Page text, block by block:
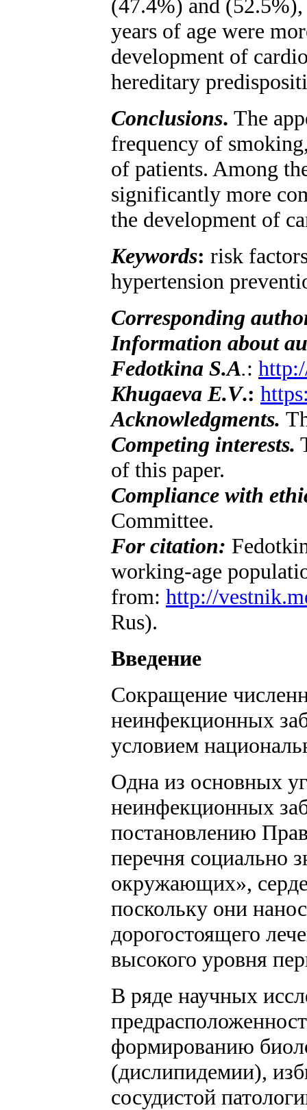
(47.4%) and
years of age were
development of
hereditary
Conclusions. The
frequency of
of patients. Among
significantly more
the development of
Keywords: risk
hypertension
Corresponding
Information about
Fedotkina S.A.:
Khugaeva E.V.:
Acknowledgments.
Competing interests.
of this paper.
Compliance with
Committee.
For citation:
working-age
from: http://
Rus).
Введение
Сокращение
неинфекционных
условием
Одна из основных
неинфекционных
постановлению
перечня социально
окружающих»,
поскольку они
дорогостоящего
высокого уровня
В ряде научных
формированию
(дислипидемии),
сосудистой